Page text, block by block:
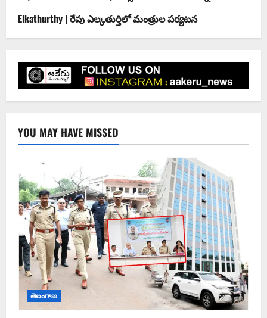
Elkathurthy | రేపు ఎల్కతుర్తిలో మంత్రుల పర్యటన
YOU MAY HAVE MISSED
తెలంగాణ